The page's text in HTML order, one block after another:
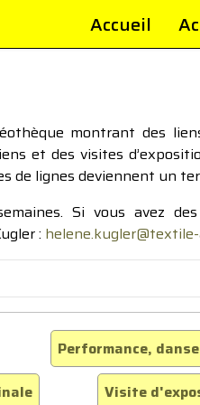
Accueil
montrant des
et des visites
de lignes deviennent un
Si vous avez
:
Performance,
Visite